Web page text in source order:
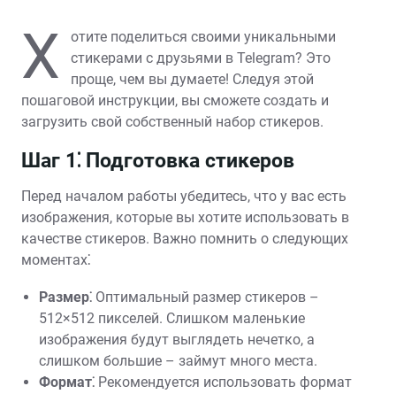
Х
отите поделиться своими уникальными
стикерами с друзьями в Telegram? Это
проще, чем вы думаете! Следуя этой
пошаговой инструкции, вы сможете создать и
загрузить свой собственный набор стикеров.
Шаг 1⁚ Подготовка стикеров
Перед началом работы убедитесь, что у вас есть
изображения, которые вы хотите использовать в
качестве стикеров. Важно помнить о следующих
моментах⁚
Размер⁚ Оптимальный размер стикеров –
512×512 пикселей. Слишком маленькие
изображения будут выглядеть нечетко, а
слишком большие – займут много места.
Формат⁚ Рекомендуется использовать формат